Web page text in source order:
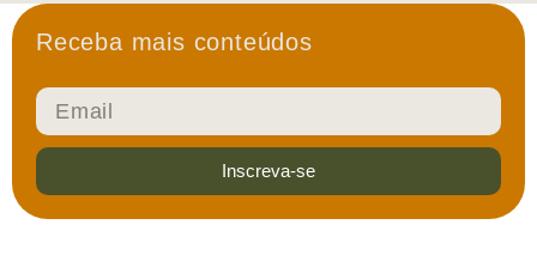
Receba mais conteúdos
Inscreva-se